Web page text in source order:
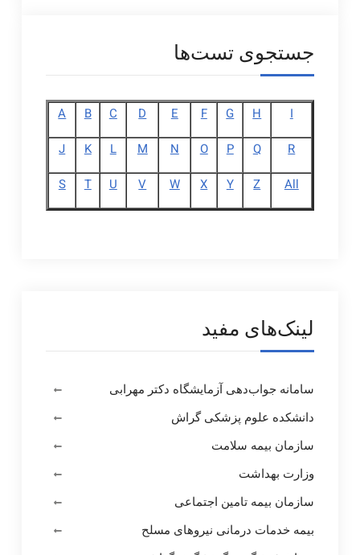
جستجوی تست‌ها
I
H
G
F
E
D
C
B
A
R
Q
P
O
N
M
L
K
J
All
Z
Y
X
W
V
U
T
S
لینک‌های مفید
سامانه جواب‌دهی آزمایشگاه دکتر مهرابی
دانشکده علوم پزشکی گراش
سازمان بیمه سلامت
وزارت بهداشت
سازمان بیمه تامین اجتماعی
بیمه خدمات درمانی نیروهای مسلح